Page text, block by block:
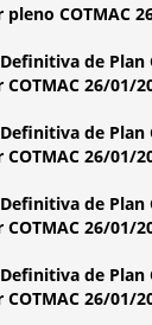
COTMAC
de Plan
26/01/
de Plan
26/01/
de Plan
26/01/
de Plan
26/01/